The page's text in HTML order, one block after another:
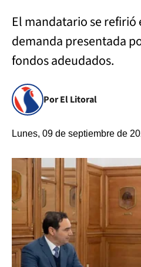
El mandatario se refirió
demanda presentada
fondos adeudados.
Por El Litoral
Lunes, 09 de septiembre de